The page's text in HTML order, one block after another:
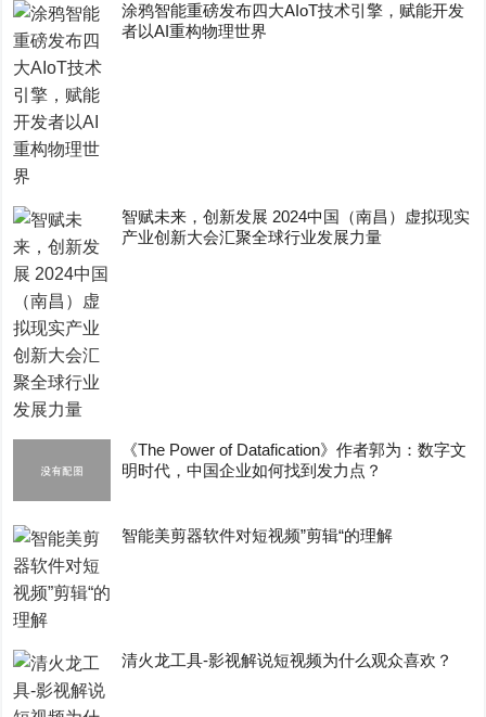
涂鸦智能重磅发布四大AIoT技术引擎，赋能开发
者以AI重构物理世界
智赋未来，创新发展 2024中国（南昌）虚拟现实
产业创新大会汇聚全球行业发展力量
《The Power of Datafication》作者郭为：数字文
明时代，中国企业如何找到发力点？
智能美剪器软件对短视频”剪辑“的理解
清火龙工具-影视解说短视频为什么观众喜欢？